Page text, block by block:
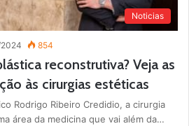
Noticias
2024 854
reconstrutiva? Veja as
às cirurgias estéticas
Rodrigo Ribeiro Credidio, a cirurgia
área da medicina que vai além da…